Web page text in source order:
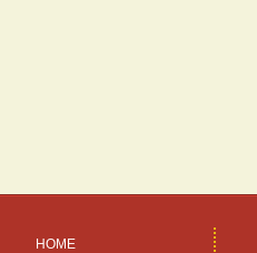
HOME